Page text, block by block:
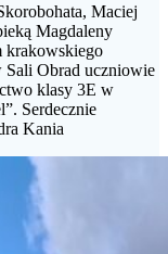
Maciej
Magdaleny
krakowskiego
Sali Obrad uczniowie
klasy 3E w
Serdecznie
Kania